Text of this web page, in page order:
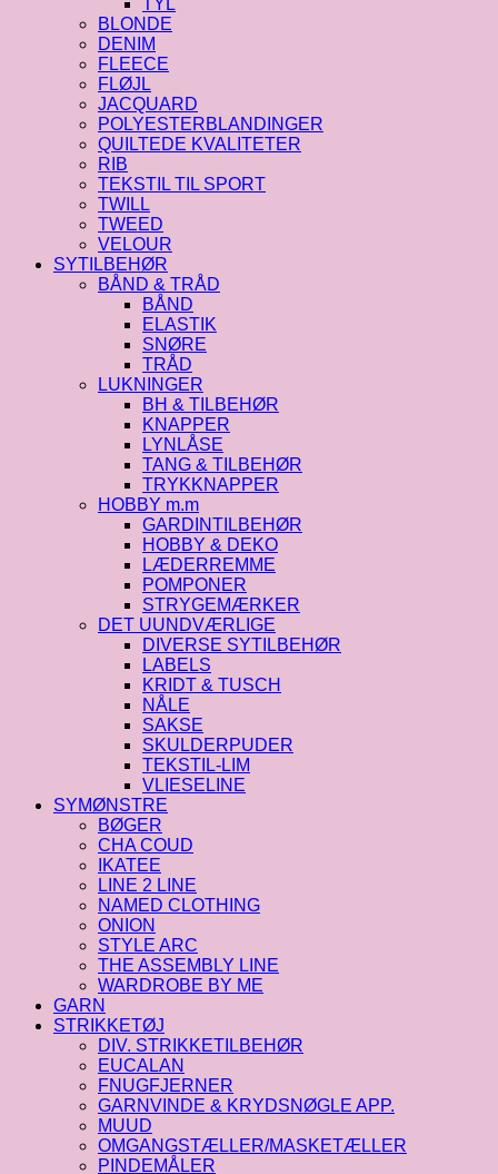
BLONDE
DENIM
FLEECE
FLØJL
JACQUARD
POLYESTERBLANDINGER
QUILTEDE KVALITETER
RIB
TEKSTIL TIL SPORT
TWILL
TWEED
VELOUR
SYTILBEHØR
BÅND & TRÅD
BÅND
ELASTIK
SNØRE
TRÅD
LUKNINGER
BH & TILBEHØR
KNAPPER
LYNLÅSE
TANG & TILBEHØR
TRYKKNAPPER
HOBBY m.m
GARDINTILBEHØR
HOBBY & DEKO
LÆDERREMME
POMPONER
STRYGEMÆRKER
DET UUNDVÆRLIGE
DIVERSE SYTILBEHØR
LABELS
KRIDT & TUSCH
NÅLE
SAKSE
SKULDERPUDER
TEKSTIL-LIM
VLIESELINE
SYMØNSTRE
BØGER
CHA COUD
IKATEE
LINE 2 LINE
NAMED CLOTHING
ONION
STYLE ARC
THE ASSEMBLY LINE
WARDROBE BY ME
GARN
STRIKKETØJ
DIV. STRIKKETILBEHØR
EUCALAN
FNUGFJERNER
GARNVINDE & KRYDSNØGLE APP.
MUUD
OMGANGSTÆLLER/MASKETÆLLER
PINDEMÅLER